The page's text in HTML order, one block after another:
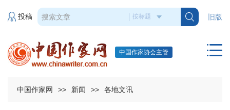
旧版
投稿
中国作家协会主管
中国作家网 >> 新闻 >> 各地文讯